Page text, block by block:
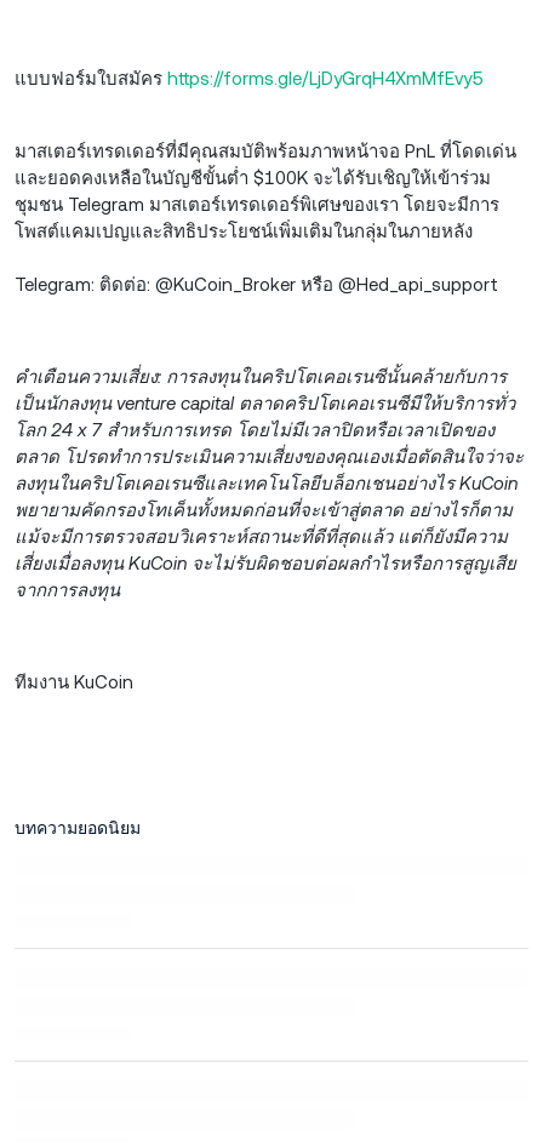
แบบฟอร์มใบสมัคร https://forms.gle/LjDyGrqH4XmMfEvy5
มาสเตอร์เทรดเดอร์ที่มีคุณสมบัติพร้อมภาพหน้าจอ PnL ที่โดดเด่น
และยอดคงเหลือในบัญชีขั้นต่ำ $100K จะได้รับเชิญให้เข้าร่วม
ชุมชน Telegram มาสเตอร์เทรดเดอร์พิเศษของเรา โดยจะมีการ
โพสต์แคมเปญและสิทธิประโยชน์เพิ่มเติมในกลุ่มในภายหลัง
Telegram: ติดต่อ: @KuCoin_Broker หรือ @Hed_api_support
คำเตือนความเสี่ยง: การลงทุนในคริปโตเคอเรนซีนั้นคล้ายกับการ
เป็นนักลงทุน venture capital ตลาดคริปโตเคอเรนซีมีให้บริการทั่ว
โลก 24 x 7 สำหรับการเทรด โดยไม่มีเวลาปิดหรือเวลาเปิดของ
ตลาด โปรดทำการประเมินความเสี่ยงของคุณเองเมื่อตัดสินใจว่าจะ
ลงทุนในคริปโตเคอเรนซีและเทคโนโลยีบล็อกเชนอย่างไร KuCoin
พยายามคัดกรองโทเค็นทั้งหมดก่อนที่จะเข้าสู่ตลาด อย่างไรก็ตาม
แม้จะมีการตรวจสอบวิเคราะห์สถานะที่ดีที่สุดแล้ว แต่ก็ยังมีความ
เสี่ยงเมื่อลงทุน KuCoin จะไม่รับผิดชอบต่อผลกำไรหรือการสูญเสีย
จากการลงทุน
ทีมงาน KuCoin
บทความยอดนิยม